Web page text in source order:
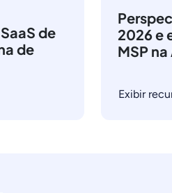
de
de
2026 e
MSP
Exibir